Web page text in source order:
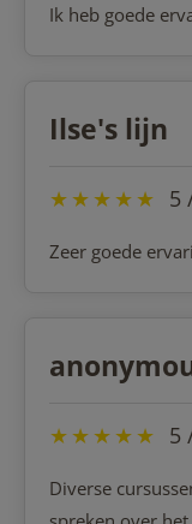
Ik heb goede
Ilse's lijn
★★★★★ 5
Zeer goede
★★★★★ 5
Diverse